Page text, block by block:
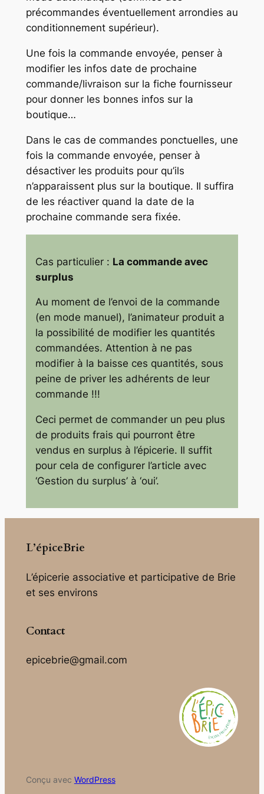
précommandes éventuellement arrondies au
conditionnement supérieur).
Une fois la commande envoyée, penser à
modifier les infos date de prochaine
commande/livraison sur la fiche fournisseur
pour donner les bonnes infos sur la
boutique…
Dans le cas de commandes ponctuelles, une
fois la commande envoyée, penser à
désactiver les produits pour qu’ils
n’apparaissent plus sur la boutique. Il suffira
de les réactiver quand la date de la
prochaine commande sera fixée.
Cas particulier : La commande avec
surplus
Au moment de l’envoi de la commande
(en mode manuel), l’animateur produit a
la possibilité de modifier les quantités
commandées. Attention à ne pas
modifier à la baisse ces quantités, sous
peine de priver les adhérents de leur
commande !!!
Ceci permet de commander un peu plus
de produits frais qui pourront être
vendus en surplus à l’épicerie. Il suffit
pour cela de configurer l’article avec
‘Gestion du surplus’ à ‘oui’.
L’épiceBrie
L’épicerie associative et participative de Brie
et ses environs
Contact
epicebrie@gmail.com
Conçu avec WordPress